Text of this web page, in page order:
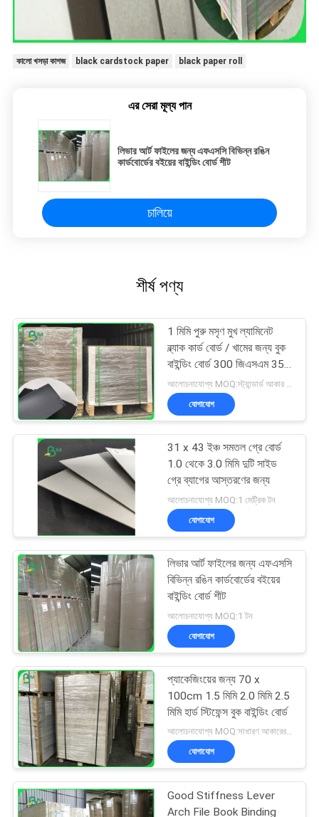
কালো খসড়া কাগজ black cardstock paper black paper roll
এর সেরা মূল্য পান
লিভার আর্ট ফাইলের জন্য এফএসসি বিভিন্ন রঙিন
কার্ডবোর্ডের বইয়ের বাইন্ডিং বোর্ড শীট
চালিয়ে
শীর্ষ পণ্য
1 মিমি পুরু মসৃণ মুখ ল্যামিনেট
ব্ল্যাক কার্ড বোর্ড / খামের জন্য বুক
বাইন্ডিং বোর্ড 300 জিএসএম 350
জিএসএম
আলোচনাযোগ্য MOQ:স্ট্যান্ডার্ড আকার 1 টন, অন্যান্য আকার 10 টন
যোগাযোগ
31 x 43 ইঞ্চ সমতল গ্রে বোর্ড
1.0 থেকে 3.0 মিমি দুটি সাইড
গ্রে ব্যাগের আস্তরণের জন্য
আলোচনাযোগ্য MOQ:1 মেট্রিক টন
যোগাযোগ
লিভার আর্ট ফাইলের জন্য এফএসসি
বিভিন্ন রঙিন কার্ডবোর্ডের বইয়ের
বাইন্ডিং বোর্ড শীট
আলোচনাযোগ্য MOQ:1 টন
যোগাযোগ
প্যাকেজিংয়ের জন্য 70 x
100cm 1.5 মিমি 2.0 মিমি 2.5
মিমি হার্ড স্টিফেন্স বুক বাইন্ডিং বোর্ড
আলোচনাযোগ্য MOQ:সাধারণ আকারের জন্য 1 টন এবং বিশেষ আকারের জন্য 10 টন
যোগাযোগ
Good Stiffness Lever
Arch File Book Binding